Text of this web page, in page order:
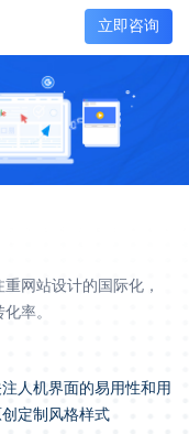
立即咨询
网站设计的国际化，
率。
人机界面的易用性和用
定制风格样式